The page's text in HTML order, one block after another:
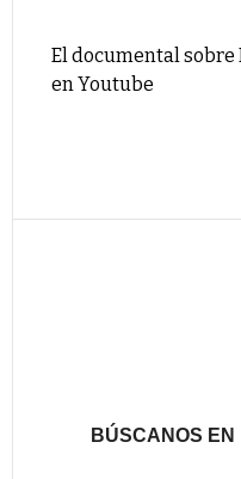
El documental sobre
en Youtube
BÚSCANOS EN